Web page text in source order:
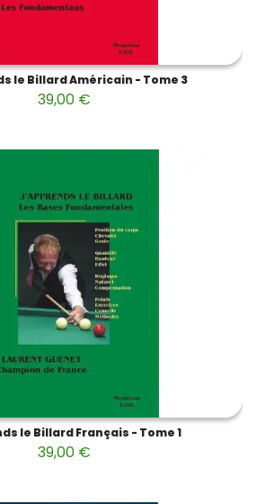
le Billard Américain - Tome 3
39,00 €
le Billard Français - Tome 1
39,00 €